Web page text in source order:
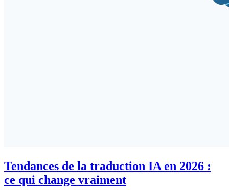
Tendances de la traduction IA en 2026 :
ce qui change vraiment